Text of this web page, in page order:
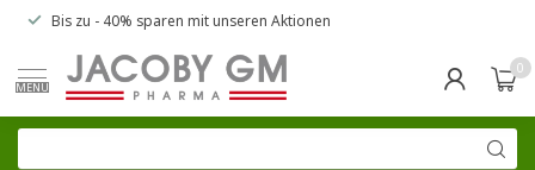
Bis zu - 40% sparen mit unseren Aktionen
MENU
0